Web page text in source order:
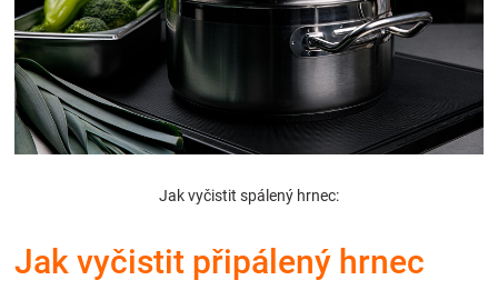
pro
děti
Těhotenské
Novinky
Jak vyčistit spálený hrnec:
Jak vyčistit připálený hrnec